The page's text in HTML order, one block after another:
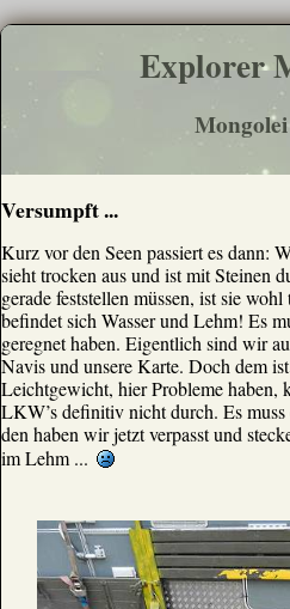
Explorer
Versumpft ...
Kurz vor den Seen passiert es dann:
sieht trocken aus und ist mit Steinen
gerade feststellen müssen, ist sie
befindet sich Wasser und Lehm! Es
geregnet haben. Eigentlich sind wir
Navis und unsere Karte. Doch dem
Leichtgewicht, hier Probleme haben,
LKW’s definitiv nicht durch. Es
den haben wir jetzt verpasst und
im Lehm ...